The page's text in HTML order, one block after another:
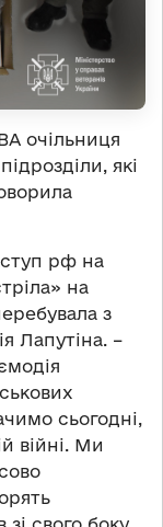
очільниця
які
рф на
на
з
Лапутіна. –
сьогодні,
війні. Ми